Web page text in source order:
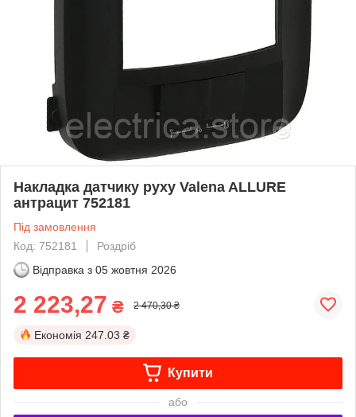
Накладка датчику руху Valena ALLURE
антрацит 752181
Під замовлення
Код: 752181
Роздріб
Відправка з 05 жовтня 2026
2 223,27 ₴ 2 470,30 ₴
Економія 247.03 ₴
Купити
або